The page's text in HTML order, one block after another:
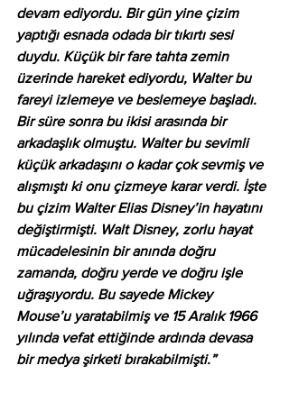
devam ediyordu. Bir gün yine çizim
yaptığı esnada odada bir tıkırtı sesi
duydu. Küçük bir fare tahta zemin
üzerinde hareket ediyordu, Walter bu
fareyi izlemeye ve beslemeye başladı.
Bir süre sonra bu ikisi arasında bir
arkadaşlık olmuştu. Walter bu sevimli
küçük arkadaşını o kadar çok sevmiş ve
alışmıştı ki onu çizmeye karar verdi. İşte
bu çizim Walter Elias Disney’in hayatını
değiştirmişti. Walt Disney, zorlu hayat
mücadelesinin bir anında doğru
zamanda, doğru yerde ve doğru işle
uğraşıyordu. Bu sayede Mickey
Mouse’u yaratabilmiş ve 15 Aralık 1966
yılında vefat ettiğinde ardında devasa
bir medya şirketi bırakabilmişti.”